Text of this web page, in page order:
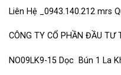
Liên Hệ _0943.140.212 mrs
CÔNG TY CỔ PHẦN ĐẦU TƯ
NO09LK9-15 Dọc Bún 1 La